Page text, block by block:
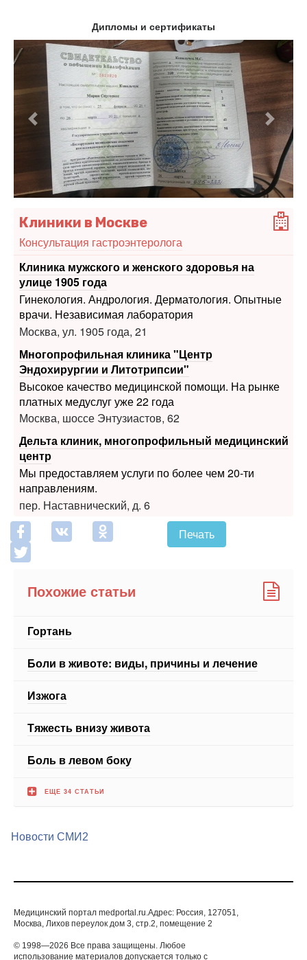
Дипломы и сертификаты
Предыдущий
Клиники в Москве
Консультация гастроэнтеролога
Клиника мужского и женского здоровья на
улице 1905 года
Гинекология. Андрология. Дерматология. Опытные
врачи. Независимая лаборатория
Москва, ул. 1905 года, 21
Многопрофильная клиника "Центр
Эндохирургии и Литотрипсии"
Высокое качество медицинской помощи. На рынке
платных медуслуг уже 22 года
Москва, шоссе Энтузиастов, 62
Дельта клиник, многопрофильный медицинский
центр
Мы предоставляем услуги по более чем 20-ти
направлениям.
пер. Наставнический, д. 6
Печать
Похожие статьи
Гортань
Боли в животе: виды, причины и лечение
Изжога
Тяжесть внизу живота
Боль в левом боку
ЕЩЕ 34 СТАТЬИ
Новости СМИ2
Медицинский портал medportal.ru.Адрес: Россия, 127051,
Москва, Лихов переулок дом 3, стр.2, помещение 2
© 1998—2026 Все права защищены. Любое
использование материалов допускается только с